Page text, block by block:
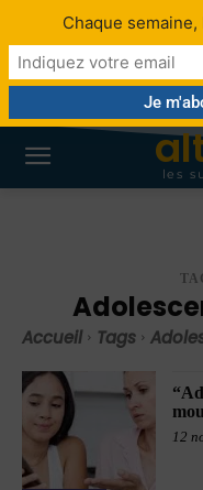
les
Accueil Tags
12
Chaque semaine,